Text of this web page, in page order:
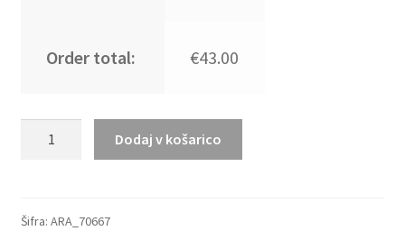
Order total: €43.00
Argentina
Dodaj v košarico
Šifra: ARA_70667